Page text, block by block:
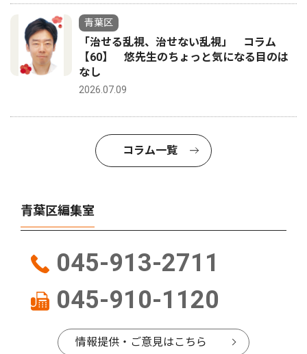
青葉区
「治せる乱視、治せない乱視」 コラム
【60】 悠先生のちょっと気になる目のは
なし
2026.07.09
コラム一覧
青葉区編集室
045-913-2711
045-910-1120
情報提供・ご意見はこちら